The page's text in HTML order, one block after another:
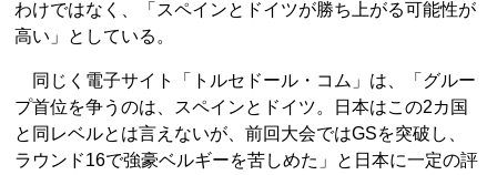
わけではなく、「スペインとドイツが勝ち上がる可能性が
高い」としている。
同じく電子サイト「トルセドール・コム」は、「グルー
プ首位を争うのは、スペインとドイツ。日本はこの2カ国
と同レベルとは言えないが、前回大会ではGSを突破し、
ラウンド16で強豪ベルギーを苦しめた」と日本に一定の評